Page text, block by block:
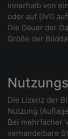
innerhalb von
oder auf DVD
Die Dauer der
Größe der
Die Lizenz der
Nutzung
Bei mehrfacher
verhandelbare